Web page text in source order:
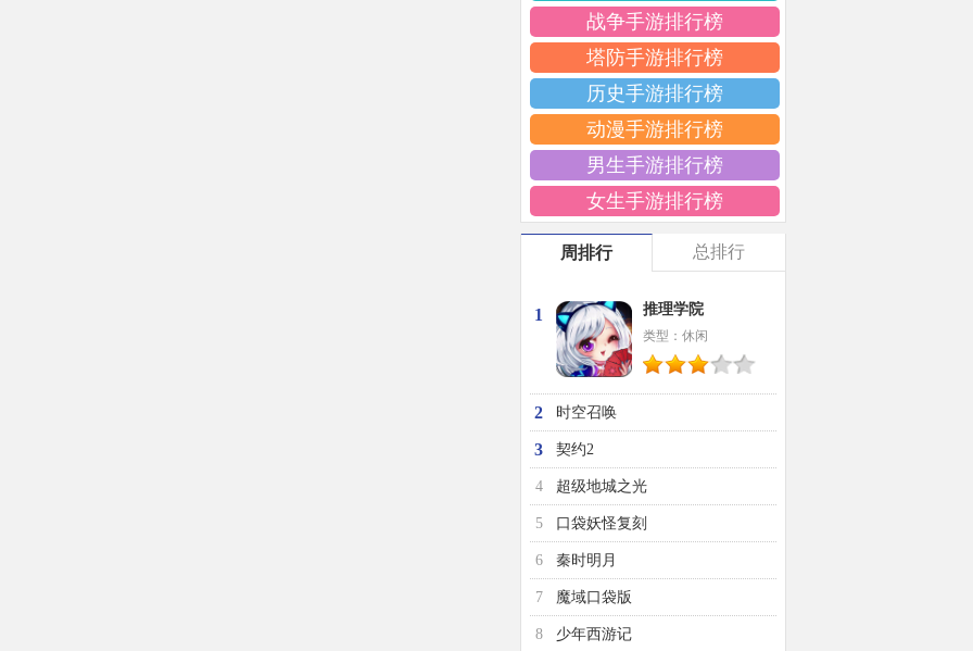
战争手游排行榜
塔防手游排行榜
历史手游排行榜
动漫手游排行榜
男生手游排行榜
女生手游排行榜
周排行 总排行
1 推理学院
类型：休闲
2 时空召唤
3 契约2
4 超级地城之光
5 口袋妖怪复刻
6 秦时明月
7 魔域口袋版
8 少年西游记